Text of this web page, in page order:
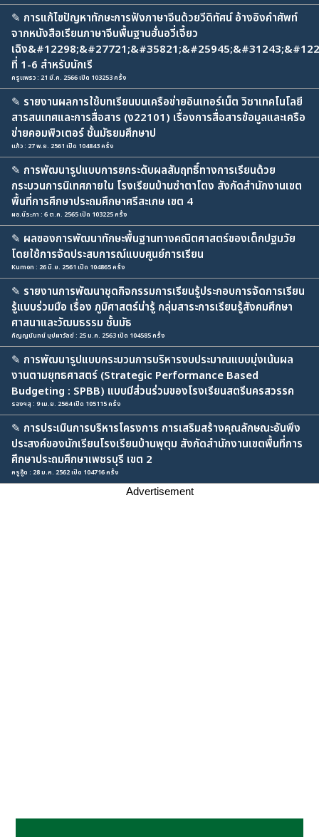
✎ การแก้ไขปัญหาทักษะการฟังภาษาจีนด้วยวีดิทัศน์ อ้างอิงคำศัพท์
จากหนังสือเรียนภาษาจีนพื้นฐานฮั่นอวี่เจี้ยว
เฉิง
ที่ 1-6 สำหรับนักเรี
ครูแพรว : 21 มี.ค. 2566 เปิด 103253 ครั้ง
✎ รายงานผลการใช้บทเรียนบนเครือข่ายอินเทอร์เน็ต วิชาเทคโนโลยี
สารสนเทศและการสื่อสาร (ง22101) เรื่องการสื่อสารข้อมูลและเครือ
ข่ายคอมพิวเตอร์ ชั้นมัธยมศึกษาป
แก้ว : 27 พ.ย. 2561 เปิด 104843 ครั้ง
✎ การพัฒนารูปแบบการยกระดับผลสัมฤทธิ์ทางการเรียนด้วย
กระบวนการนิเทศภายใน โรงเรียนบ้านซำตาโตง สังกัดสำนักงานเขต
พื้นที่การศึกษาประถมศึกษาศรีสะเกษ เขต 4
ผอ.นีระภา : 6 ต.ค. 2565 เปิด 103225 ครั้ง
✎ ผลของการพัฒนาทักษะพื้นฐานทางคณิตศาสตร์ของเด็กปฐมวัย
โดยใช้การจัดประสบการณ์แบบศูนย์การเรียน
Kumon : 26 มิ.ย. 2561 เปิด 104865 ครั้ง
✎ รายงานการพัฒนาชุดกิจกรรมการเรียนรู้ประกอบการจัดการเรียน
รู้แบบร่วมมือ เรื่อง ภูมิศาสตร์น่ารู้ กลุ่มสาระการเรียนรู้สังคมศึกษา
ศาสนาและวัฒนธรรม ชั้นมัธ
กัญญนันทน์ บุปผาวัลย์ : 25 ม.ค. 2563 เปิด 104585 ครั้ง
✎ การพัฒนารูปแบบกระบวนการบริหารงบประมาณแบบมุ่งเน้นผล
งานตามยุทธศาสตร์ (Strategic Performance Based
Budgeting : SPBB) แบบมีส่วนร่วมของโรงเรียนสตรีนครสวรรค
รองฯสุ : 9 เม.ย. 2564 เปิด 105115 ครั้ง
✎ การประเมินการบริหารโครงการ การเสริมสร้างคุณลักษณะอันพึง
ประสงค์ของนักเรียนโรงเรียนบ้านพุตุม สังกัดสำนักงานเขตพื้นที่การ
ศึกษาประถมศึกษาเพชรบุรี เขต 2
ครูอู๊ด : 28 ม.ค. 2562 เปิด 104716 ครั้ง
Advertisement